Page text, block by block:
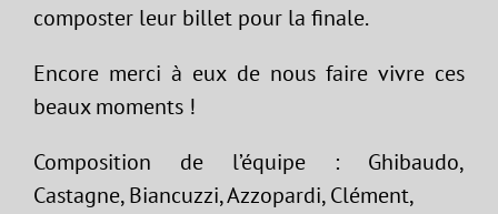
composter leur billet pour la finale.
Encore merci à eux de nous faire vivre ces
beaux moments !
Composition de l’équipe : Ghibaudo,
Castagne, Biancuzzi, Azzopardi, Clément,